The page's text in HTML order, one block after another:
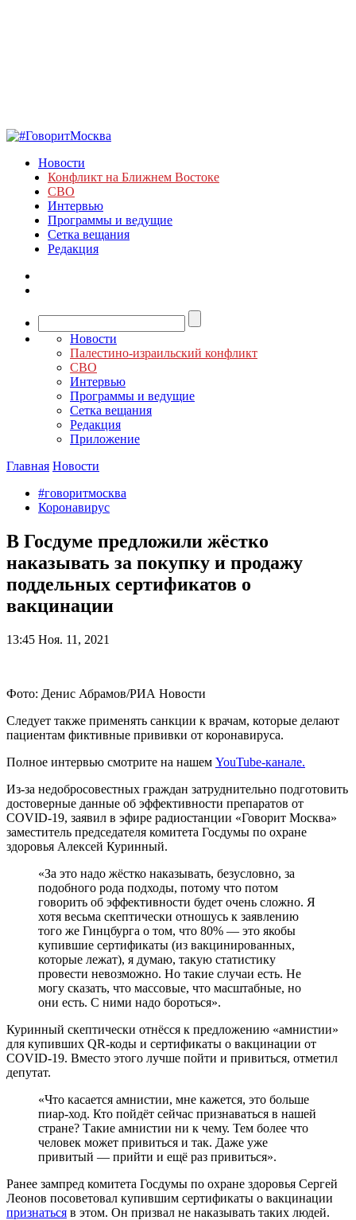
Новости
Конфликт на Ближнем Востоке
СВО
Интервью
Программы и ведущие
Сетка вещания
Редакция
Новости
Палестино-израильский конфликт
СВО
Интервью
Программы и ведущие
Сетка вещания
Редакция
Приложение
Главная Новости
#говоритмосква
Коронавирус
В Госдуме предложили жёстко
наказывать за покупку и продажу
поддельных сертификатов о
вакцинации
13:45 Ноя. 11, 2021
Фото: Денис Абрамов/РИА Новости
Следует также применять санкции к врачам, которые делают
пациентам фиктивные прививки от коронавируса.
Полное интервью смотрите на нашем YouTube-канале.
Из-за недобросовестных граждан затруднительно подготовить
достоверные данные об эффективности препаратов от
COVID-19, заявил в эфире радиостанции «Говорит Москва»
заместитель председателя комитета Госдумы по охране
здоровья Алексей Куринный.
«За это надо жёстко наказывать, безусловно, за
подобного рода подходы, потому что потом
говорить об эффективности будет очень сложно. Я
хотя весьма скептически отношусь к заявлению
того же Гинцбурга о том, что 80% — это якобы
купившие сертификаты (из вакцинированных,
которые лежат), я думаю, такую статистику
провести невозможно. Но такие случаи есть. Не
могу сказать, что массовые, что масштабные, но
они есть. С ними надо бороться».
Куринный скептически отнёсся к предложению «амнистии»
для купивших QR-коды и сертификаты о вакцинации от
COVID-19. Вместо этого лучше пойти и привиться, отметил
депутат.
«Что касается амнистии, мне кажется, это больше
пиар-ход. Кто пойдёт сейчас признаваться в нашей
стране? Такие амнистии ни к чему. Тем более что
человек может привиться и так. Даже уже
привитый — прийти и ещё раз привиться».
Ранее зампред комитета Госдумы по охране здоровья Сергей
Леонов посоветовал купившим сертификаты о вакцинации
признаться в этом. Он призвал не наказывать таких людей.